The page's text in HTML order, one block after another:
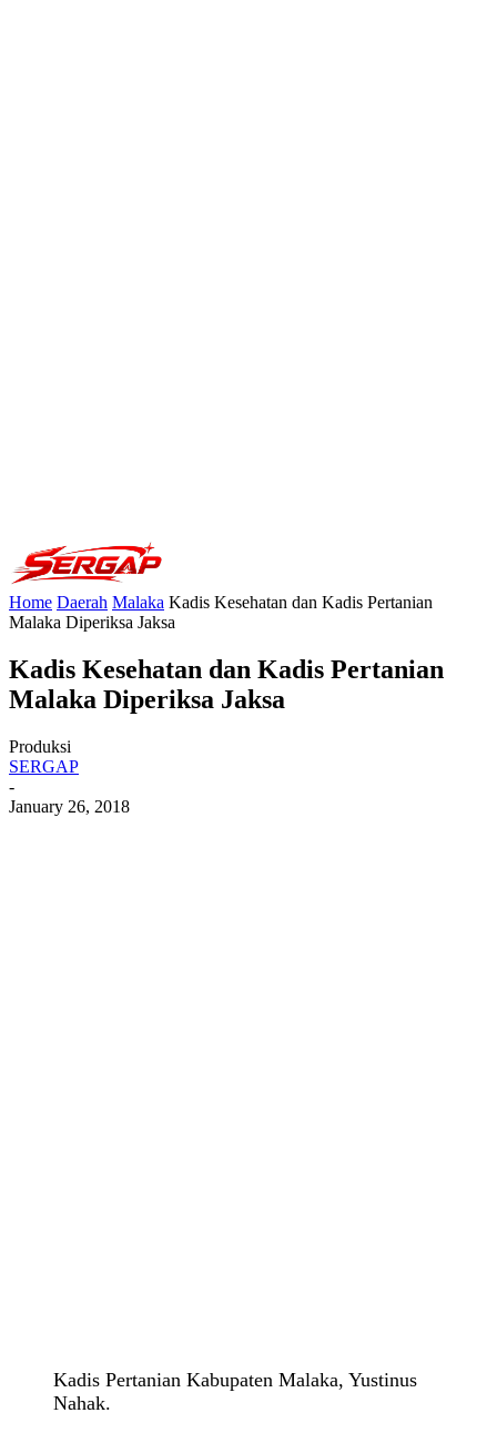
Home Daerah Malaka Kadis Kesehatan dan Kadis Pertanian
Malaka Diperiksa Jaksa
Kadis Kesehatan dan Kadis Pertanian
Malaka Diperiksa Jaksa
Produksi
SERGAP
-
January 26, 2018
Kadis Pertanian Kabupaten Malaka, Yustinus
Nahak.